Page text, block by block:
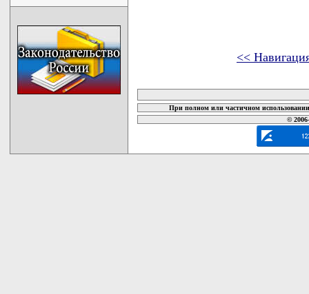
<<
При полном или частичном
©